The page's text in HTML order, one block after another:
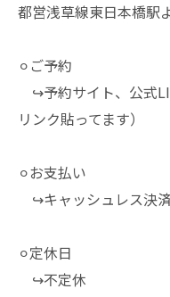
都営浅草線東日本橋駅
⚪︎ご予約
↪︎予約サイト、公式
リンク貼ってます）
⚪︎お支払い
↪︎キャッシュレス決
⚪︎定休日
↪︎不定休